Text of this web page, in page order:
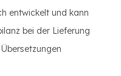
entwickelt und kann
bei der Lieferung